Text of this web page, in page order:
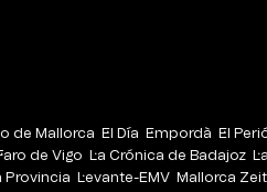
de Mallorca El Día Empordà El
de Vigo La Crónica de Badajoz
Provincia Levante-EMV Mallorca